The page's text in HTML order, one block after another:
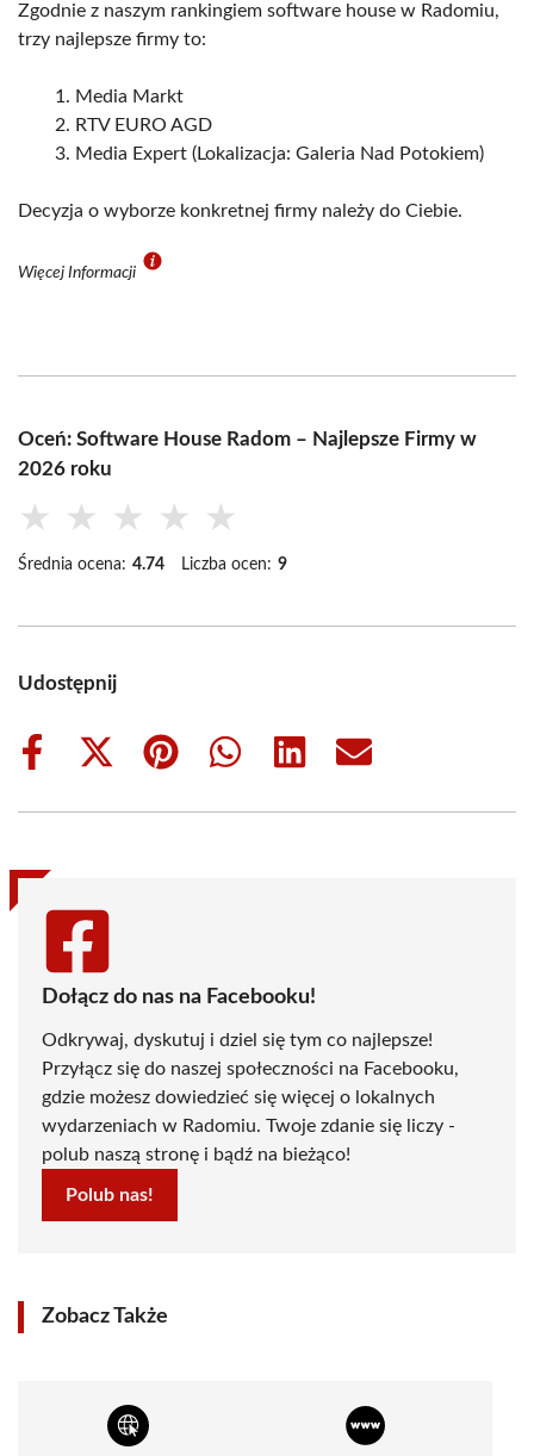
Zgodnie z naszym rankingiem software house w Radomiu,
trzy najlepsze firmy to:
Media Markt
RTV EURO AGD
Media Expert (Lokalizacja: Galeria Nad Potokiem)
Decyzja o wyborze konkretnej firmy należy do Ciebie.
Więcej Informacji
Oceń: Software House Radom – Najlepsze Firmy w
2026 roku
★ ★ ★ ★ ★
Średnia ocena: 4.74 Liczba ocen: 9
Udostępnij
Share
Share
(Twitter)
Share
Share
Share
Share
Dołącz do nas na Facebooku!
Odkrywaj, dyskutuj i dziel się tym co najlepsze!
Przyłącz się do naszej społeczności na Facebooku,
gdzie możesz dowiedzieć się więcej o lokalnych
wydarzeniach w Radomiu. Twoje zdanie się liczy -
polub naszą stronę i bądź na bieżąco!
Polub nas!
Zobacz Także